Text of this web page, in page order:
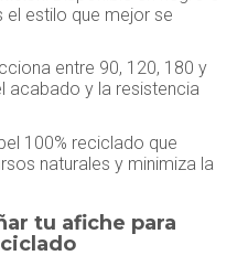
el estilo que mejor se
entre 90, 120, 180 y
acabado y la resistencia
100% reciclado que
naturales y minimiza la
tu afiche para